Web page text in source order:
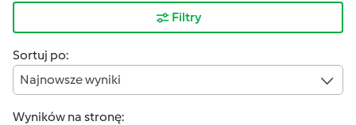
Filtry
Sortuj po:
Najnowsze wyniki
Wyników na stronę: